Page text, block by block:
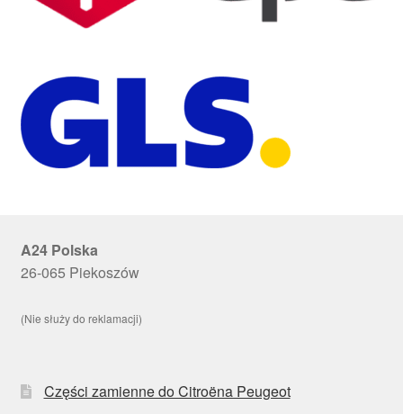
A24 Polska
26-065 Piekoszów
(Nie służy do reklamacji)
Części zamienne do Citroëna Peugeot